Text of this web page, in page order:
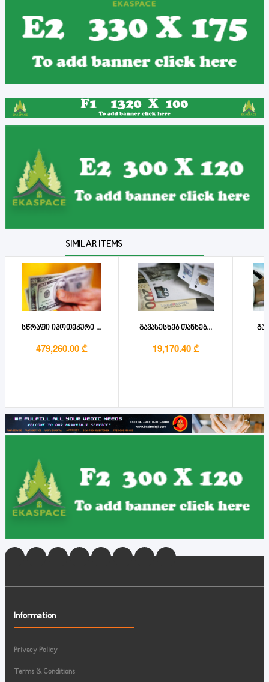
SIMILAR ITEMS
სწრაფი იპოთეკური ...
479,260.00 ₾
გავასესხებ თანხებ...
19,170.40 ₾
Information
Privacy Policy
Terms & Conditions